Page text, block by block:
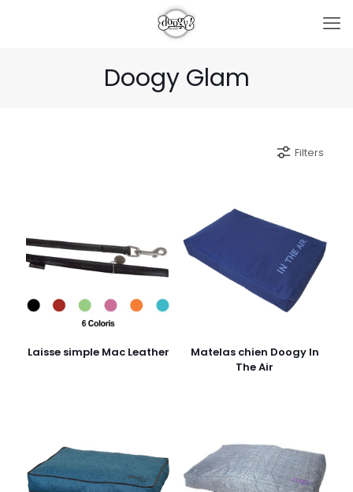
Doogy Glam
Filters
Laisse simple Mac Leather
Matelas chien Doogy In
The Air